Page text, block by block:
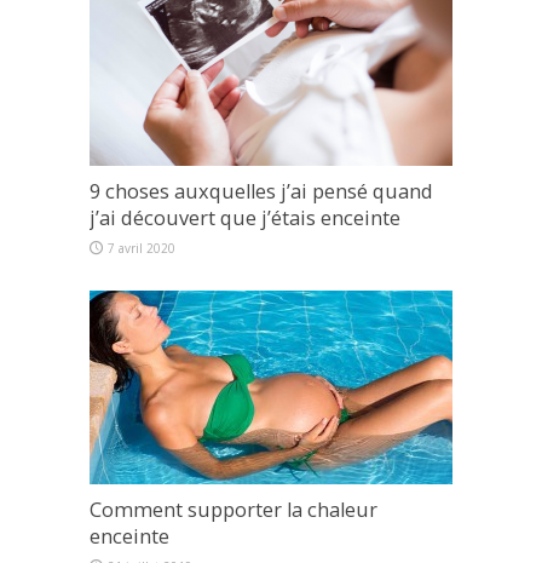
9 choses auxquelles j’ai pensé quand
j’ai découvert que j’étais enceinte
7 avril 2020
Comment supporter la chaleur
enceinte